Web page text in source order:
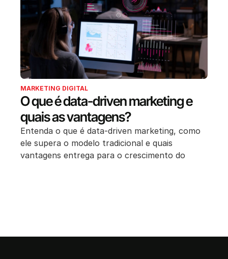
MARKETING DIGITAL
O que é data-driven marketing e
quais as vantagens?
Entenda o que é data-driven marketing, como
ele supera o modelo tradicional e quais
vantagens entrega para o crescimento do